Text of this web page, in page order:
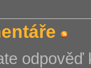
odpověď